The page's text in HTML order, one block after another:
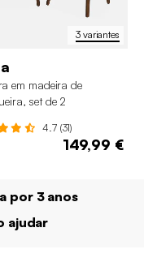
3 variantes
em madeira de
set de 2
4.7 (31)
149,99 €
por 3 anos
ajudar